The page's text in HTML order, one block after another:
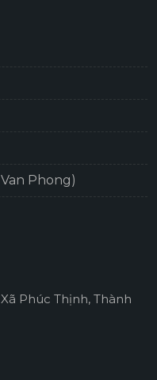
Phong)
Phúc Thịnh, Thành